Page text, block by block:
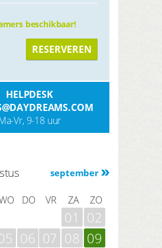
beschikbaar!
RESERVEREN
HELPDESK
Vr, 9-18 uur
september
DO VR ZA ZO
01
02
06 07 08 09